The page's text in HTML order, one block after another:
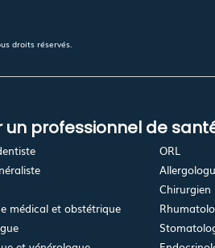
droits réservés.
un professionnel de
médical et obstétrique
ORL
Chirurgien